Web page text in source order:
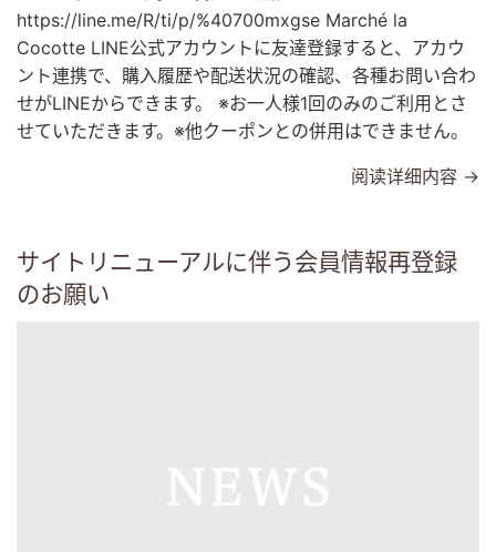
https://line.me/R/ti/p/%40700mxgse Marché la
Cocotte LINE公式アカウントに友達登録すると、アカウ
ント連携で、購入履歴や配送状況の確認、各種お問い合わ
せがLINEからできます。 ※お一人様1回のみのご利用とさ
せていただきます。※他クーポンとの併用はできません。
阅读详细内容 →
サイトリニューアルに伴う会員情報再登録
のお願い